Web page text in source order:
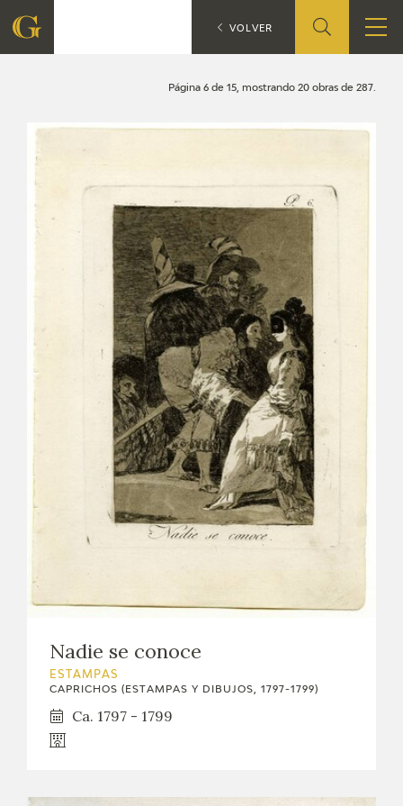
QUIENES SOMOS
ACCIÓN CORPORATIVA
PROGRAMACIÓN
ACTUALIDAD
FRANCISCO DE GOYA
CRONOLOGÍA
Página 6 de 15, mostrando 20 obras de 287.
Nadie se conoce
ESTAMPAS
CAPRICHOS (ESTAMPAS Y DIBUJOS, 1797-1799)
Ca. 1797 - 1799
CATÁLOGO Búsqueda
VOLVER